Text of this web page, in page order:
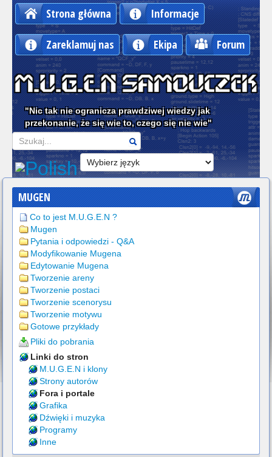
Strona główna Informacje
Zareklamuj nas Ekipa Forum
"Nic tak nie ogranicza prawdziwej wiedzy jak
przekonanie, że się wie to, czego się nie wie"
Szukaj
MUGEN
Co to jest M.U.G.E.N ?
Mugen
Pytania i odpowiedzi - Q&A
Modyfikowanie Mugena
Edytowanie Mugena
Tworzenie areny
Tworzenie postaci
Tworzenie scenorysu
Tworzenie motywu
Gotowe przykłady
Pliki do pobrania
Linki do stron
M.U.G.E.N i klony
Strony autorów
Fora i portale
Grafika
Dźwięki i muzyka
Programy
Inne